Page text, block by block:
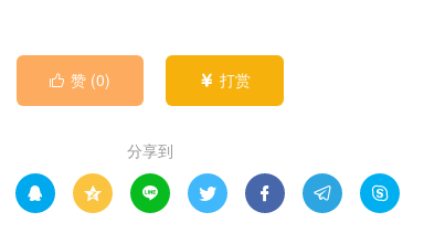
 赞 (0)  打赏
分享到
      